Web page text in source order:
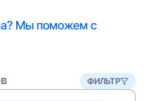
Мы поможем с
ФИЛЬТР